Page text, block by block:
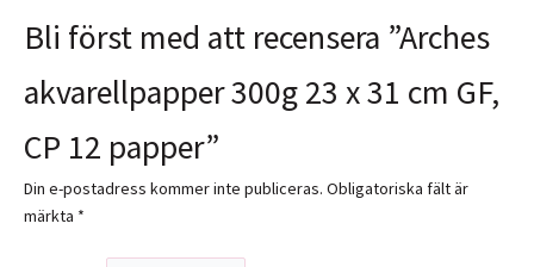
Bli först med att recensera ”Arches
akvarellpapper 300g 23 x 31 cm GF,
CP 12 papper”
Din e-postadress kommer inte publiceras. Obligatoriska fält är
märkta *